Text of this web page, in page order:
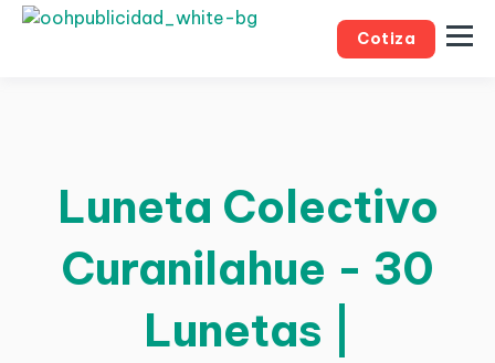
Cotiza
Luneta Colectivo
Curanilahue - 30
Lunetas |